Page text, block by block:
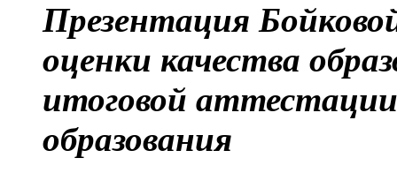
Презентация
оценки качества
итоговой
образования